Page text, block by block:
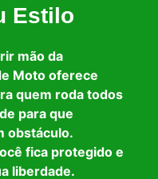
Estilo
mão da
Moto oferece
quem roda todos
para que
obstáculo.
fica protegido e
liberdade.